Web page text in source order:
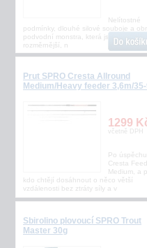
Nelítostné
podmínky, dlouhé silové souboje a
podvodní monstra, která jsou často
rozměrnější, n
Prut SPRO Cresta Allround
Medium/Heavy feeder 3,6m/
1299
včetně DPH
Po úspěchu
Cresta
Medium, a
kdo chtějí dosáhnout o něco větší
vzdálenosti bez ztráty síly a v
Sbirolino plovoucí SPRO Trout
Master 30g